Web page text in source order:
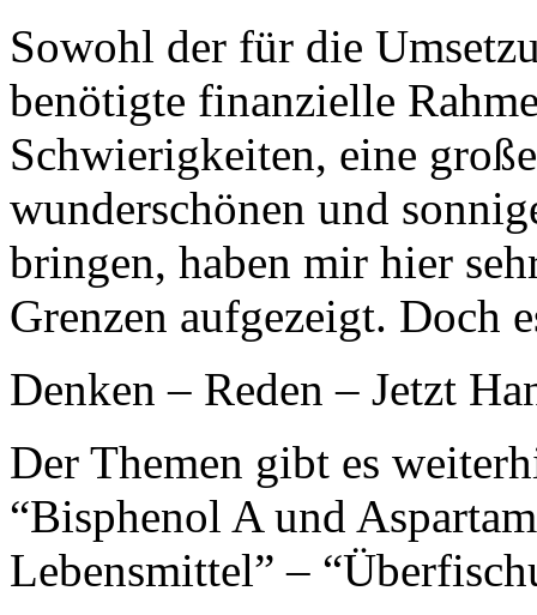
Sowohl der für die
benötigte finanzielle
Schwierigkeiten, eine
wunderschönen und
bringen, haben mir hier
Grenzen aufgezeigt. Doch
Denken – Reden – Jetzt
Der Themen gibt es
“Bisphenol A und
Lebensmittel” –